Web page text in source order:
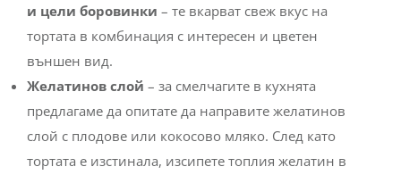
и цели боровинки – те вкарват свеж вкус на
тортата в комбинация с интересен и цветен
външен вид.
Желатинов слой – за смелчагите в кухнята
предлагаме да опитате да направите желатинов
слой с плодове или кокосово мляко. След като
тортата е изстинала, изсипете топлия желатин в